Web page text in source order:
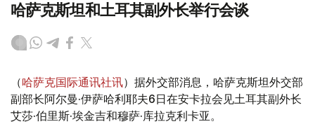
哈萨克斯坦和土耳其副外长举行会谈
（哈萨克国际通讯社讯）据外交部消息，哈萨克斯坦外交部
副部长阿尔曼·伊萨哈利耶夫6日在安卡拉会见土耳其副外长
艾莎·伯里斯·埃金吉和穆萨·库拉克利卡亚。